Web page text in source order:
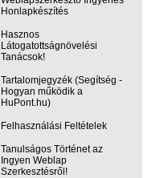
Honlapkészítés
Hasznos
Látogatottságnövelési
Tanácsok!
Tartalomjegyzék (Segítség -
Hogyan működik a
HuPont.hu)
Felhasználási Feltételek
Tanulságos Történet az
Ingyen Weblap
Szerkesztésről!